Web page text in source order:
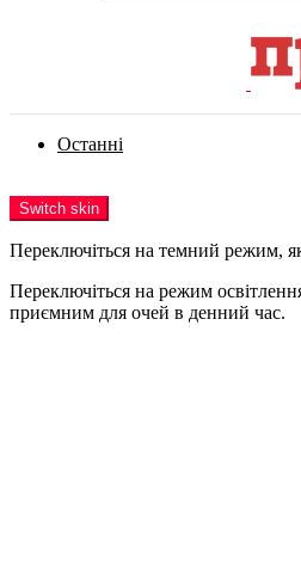
Останні
Switch skin
Переключіться на темний режим,
Переключіться на режим
приємним для очей в денний час.